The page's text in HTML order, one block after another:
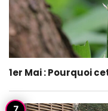
1er Mai : Pourquoi